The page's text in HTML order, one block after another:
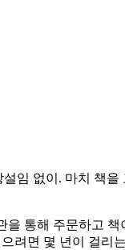
임 없이. 마치 책
통해 주문하고
려면 몇 년이 걸리